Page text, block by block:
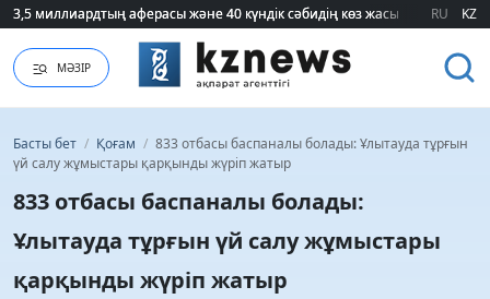
3,5 миллиардтың аферасы және 40 күндік сәбидің көз жасы:
3,5 миллиардтың аферасы және 40 күндік сәбидің көз жасы: RU KZ
МӘЗІР
Басты бет / Қоғам / 833 отбасы баспаналы болады: Ұлытауда тұрғын
үй салу жұмыстары қарқынды жүріп жатыр
833 отбасы баспаналы болады:
Ұлытауда тұрғын үй салу жұмыстары
қарқынды жүріп жатыр